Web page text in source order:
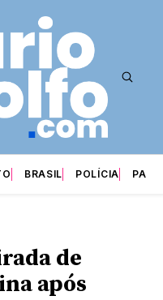
BRASIL POLÍCIA
de
após